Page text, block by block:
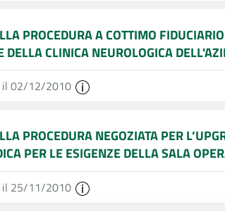
PROCEDURA A COTTIMO
DELLA CLINICA NEUROLOGICA
il 02/12/2010
PROCEDURA NEGOZIATA PER
PER LE ESIGENZE DELLA SALA
il 25/11/2010